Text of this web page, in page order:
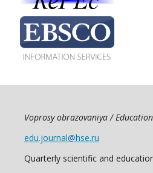
Voprosy obrazovaniya /
edu.journal@hse.ru
Quarterly scientific and